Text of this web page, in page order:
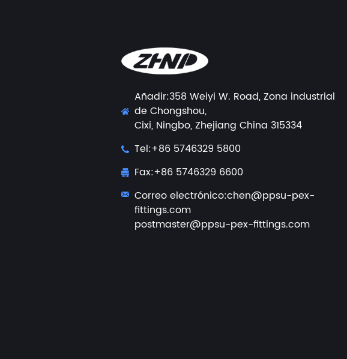
Añadir:358 Weiyi W. Road, Zona industrial
de Chongshou,
Cixi, Ningbo, Zhejiang China 315334
Tel:+86 5746329 5800
Fax:+86 5746329 6600
Correo electrónico:chen@ppsu-pex-
fittings.com
postmaster@ppsu-pex-fittings.com